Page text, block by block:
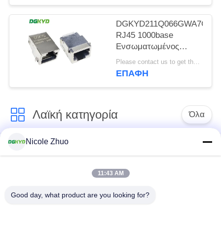
RJ45 1000base
Ενσωματωμένος
συνδετήρας Patch
Network Interface
Please contact us to get the latest price. MOQ:1 κομμάτι
ΕΠΑΦΉ
Λαϊκή κατηγορία Όλα
συνδετήρας
συνδετήρας
συνδετήρες λιμένων
RJ45 ενιαίος λιμένας
Nicole Zhuo
11:43 AM
Good day, what product are you looking for?